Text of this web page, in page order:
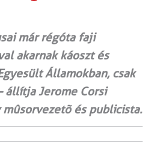
már régóta faji
akarnak káoszt és
Államokban, csak
állítja Jerome Corsi
és publicista.